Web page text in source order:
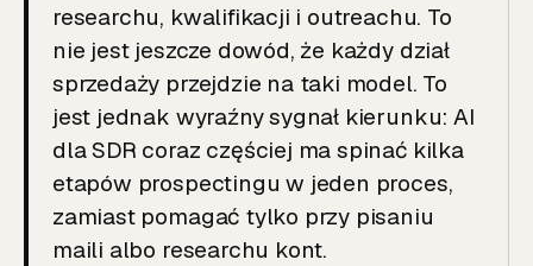
researchu, kwalifikacji i outreachu. To
nie jest jeszcze dowód, że każdy dział
sprzedaży przejdzie na taki model. To
jest jednak wyraźny sygnał kierunku: AI
dla SDR coraz częściej ma spinać kilka
etapów prospectingu w jeden proces,
zamiast pomagać tylko przy pisaniu
maili albo researchu kont.